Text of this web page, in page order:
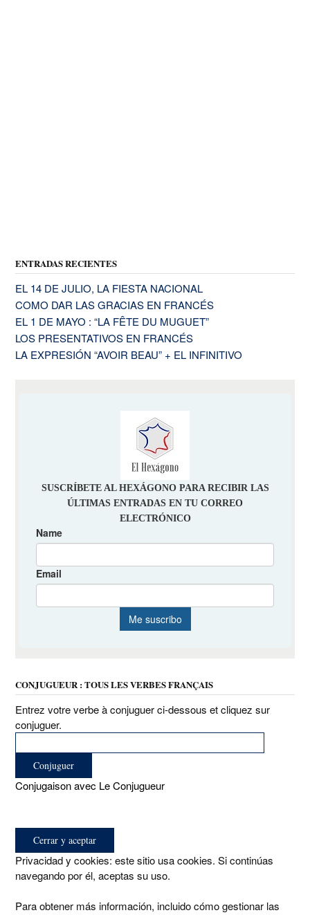
ENTRADAS RECIENTES
EL 14 DE JULIO, LA FIESTA NACIONAL
COMO DAR LAS GRACIAS EN FRANCÉS
EL 1 DE MAYO : “LA FÊTE DU MUGUET”
LOS PRESENTATIVOS EN FRANCÉS
LA EXPRESIÓN “AVOIR BEAU” + EL INFINITIVO
CONJUGUEUR : TOUS LES VERBES FRANÇAIS
Entrez votre verbe à conjuguer ci-dessous et cliquez sur
conjuguer.
Conjugaison avec Le Conjugueur
Privacidad y cookies: este sitio usa cookies. Si continúas
navegando por él, aceptas su uso.
Para obtener más información, incluido cómo gestionar las